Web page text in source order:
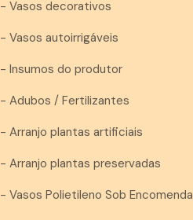
- Vasos decorativos
- Vasos autoirrigáveis
- Insumos do produtor
- Adubos / Fertilizantes
- Arranjo plantas artificiais
- Arranjo plantas preservadas
- Vasos Polietileno Sob Encomenda